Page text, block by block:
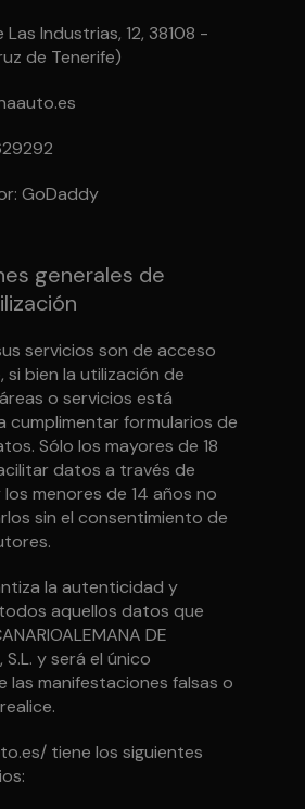
Las Industrias, 12, 38108 -
de Tenerife)
GoDaddy
generales de
servicios son de acceso
bien la utilización de
o servicios está
cumplimentar formularios de
Sólo los mayores de 18
datos a través de
menores de 14 años no
sin el consentimiento de
la autenticidad y
aquellos datos que
DE
S.L. y será el único
las manifestaciones falsas o
tiene los siguientes